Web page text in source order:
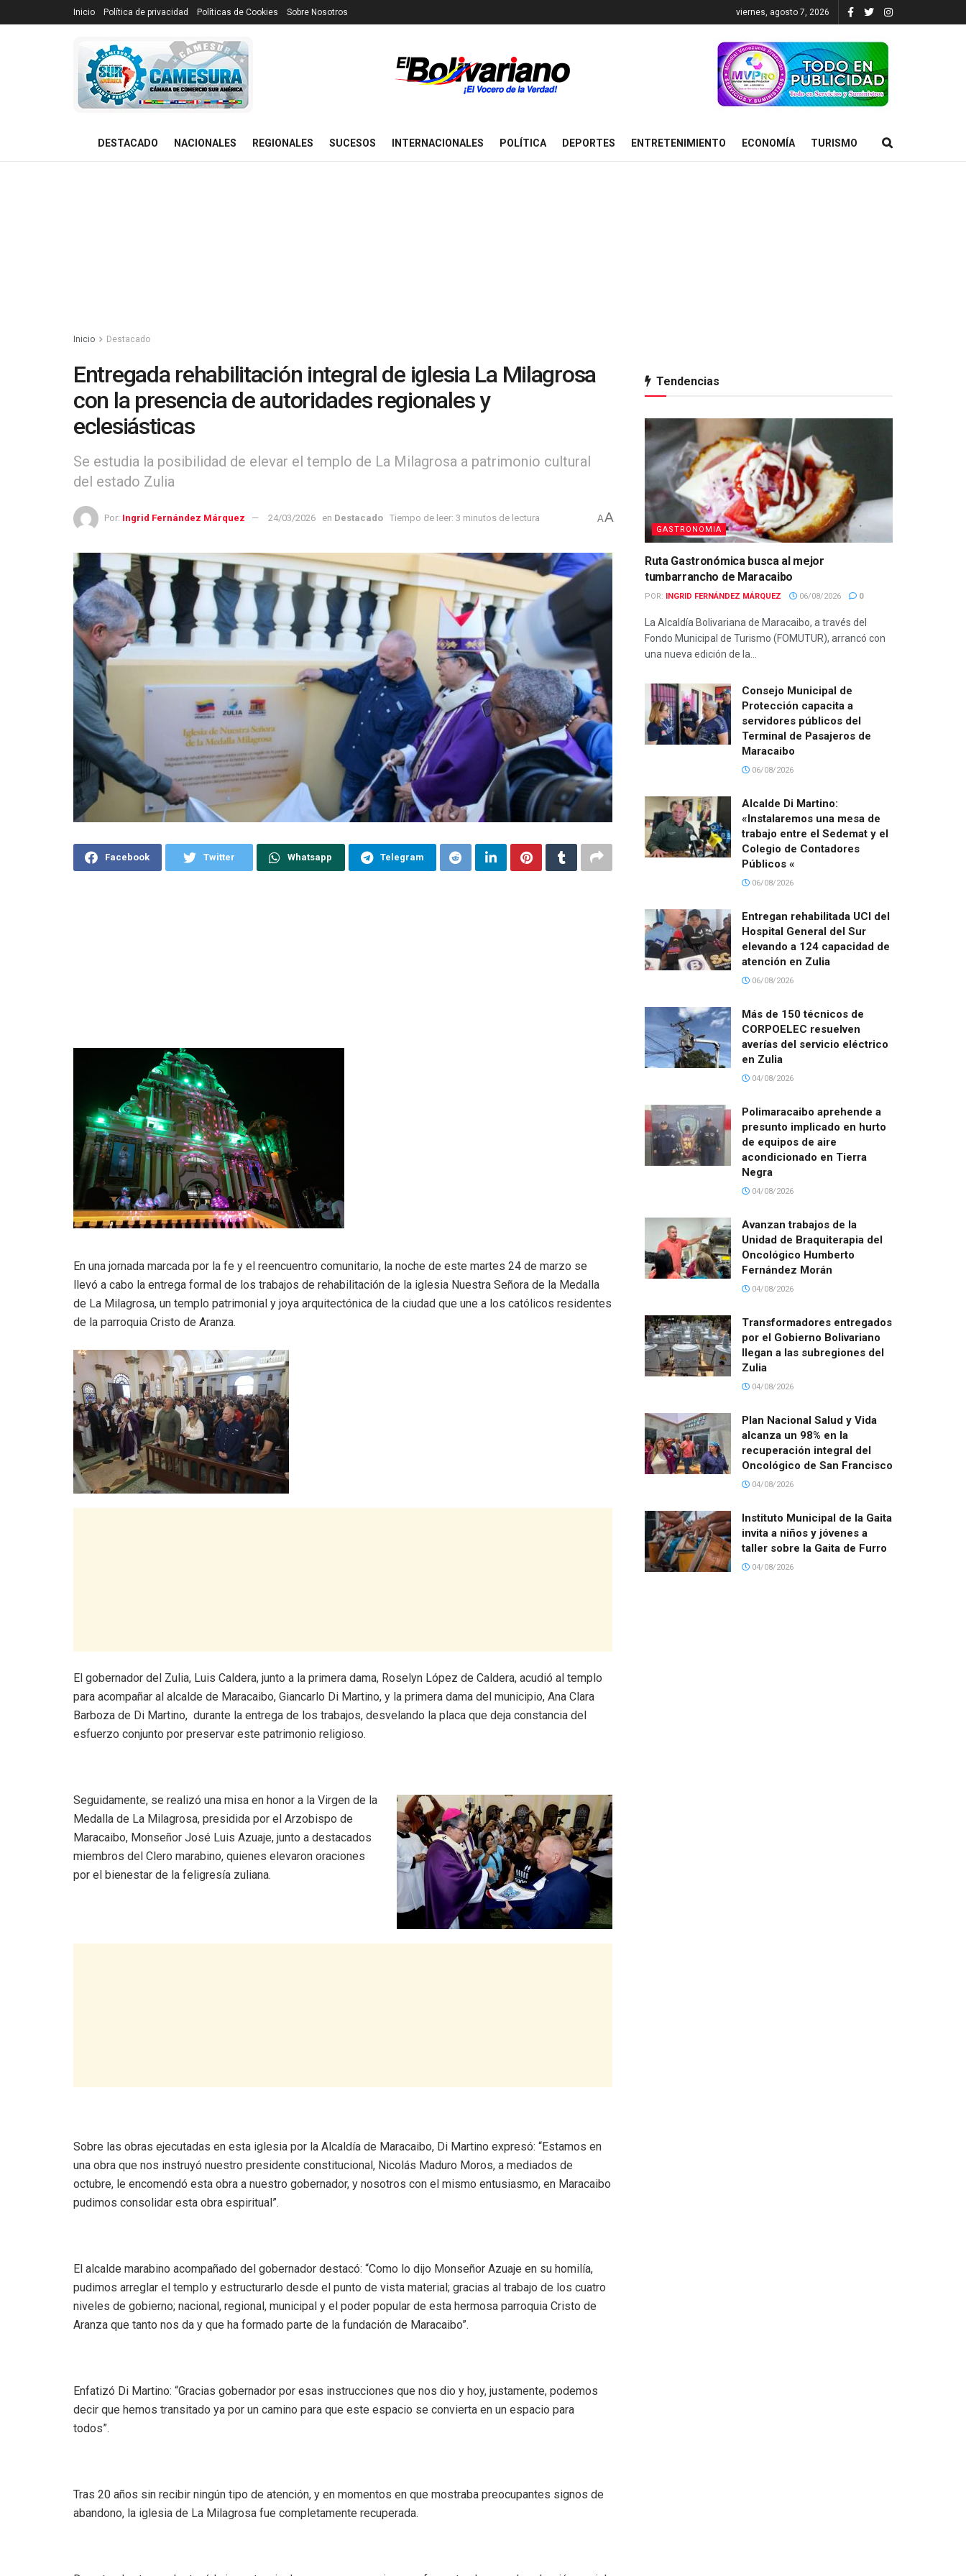
Inicio Política de privacidad Políticas de Cookies Sobre Nosotros viernes, agosto 7, 2026
DESTACADO NACIONALES REGIONALES SUCESOS INTERNACIONALES POLÍTICA DEPORTES ENTRETENIMIENTO ECONOMÍA TURISMO
Inicio Destacado
Entregada rehabilitación integral de iglesia La Milagrosa
con la presencia de autoridades regionales y
eclesiásticas
Se estudia la posibilidad de elevar el templo de La Milagrosa a patrimonio cultural
del estado Zulia
Por: Ingrid Fernández Márquez 24/03/2026 en Destacado Tiempo de leer: 3 minutos de lectura AA
Facebook Twitter Whatsapp Telegram
En una jornada marcada por la fe y el reencuentro comunitario, la noche de este martes 24 de marzo se
llevó a cabo la entrega formal de los trabajos de rehabilitación de la iglesia Nuestra Señora de la Medalla
de La Milagrosa, un templo patrimonial y joya arquitectónica de la ciudad que une a los católicos residentes
de la parroquia Cristo de Aranza.
El gobernador del Zulia, Luis Caldera, junto a la primera dama, Roselyn López de Caldera, acudió al templo
para acompañar al alcalde de Maracaibo, Giancarlo Di Martino, y la primera dama del municipio, Ana Clara
Barboza de Di Martino, durante la entrega de los trabajos, desvelando la placa que deja constancia del
esfuerzo conjunto por preservar este patrimonio religioso.
Seguidamente, se realizó una misa en honor a la Virgen de la
Medalla de La Milagrosa, presidida por el Arzobispo de
Maracaibo, Monseñor José Luis Azuaje, junto a destacados
miembros del Clero marabino, quienes elevaron oraciones
por el bienestar de la feligresía zuliana.
Sobre las obras ejecutadas en esta iglesia por la Alcaldía de Maracaibo, Di Martino expresó: “Estamos en
una obra que nos instruyó nuestro presidente constitucional, Nicolás Maduro Moros, a mediados de
octubre, le encomendó esta obra a nuestro gobernador, y nosotros con el mismo entusiasmo, en Maracaibo
pudimos consolidar esta obra espiritual”.
El alcalde marabino acompañado del gobernador destacó: “Como lo dijo Monseñor Azuaje en su homilía,
pudimos arreglar el templo y estructurarlo desde el punto de vista material; gracias al trabajo de los cuatro
niveles de gobierno; nacional, regional, municipal y el poder popular de esta hermosa parroquia Cristo de
Aranza que tanto nos da y que ha formado parte de la fundación de Maracaibo”.
Enfatizó Di Martino: “Gracias gobernador por esas instrucciones que nos dio y hoy, justamente, podemos
decir que hemos transitado ya por un camino para que este espacio se convierta en un espacio para
todos”.
Tras 20 años sin recibir ningún tipo de atención, y en momentos en que mostraba preocupantes signos de
abandono, la iglesia de La Milagrosa fue completamente recuperada.
Tendencias
GASTRONOMIA
Ruta Gastronómica busca al mejor
tumbarrancho de Maracaibo
POR: INGRID FERNÁNDEZ MÁRQUEZ 06/08/2026 0
La Alcaldía Bolivariana de Maracaibo, a través del
Fondo Municipal de Turismo (FOMUTUR), arrancó con
una nueva edición de la...
Consejo Municipal de
Protección capacita a
servidores públicos del
Terminal de Pasajeros de
Maracaibo
06/08/2026
Alcalde Di Martino:
«Instalaremos una mesa de
trabajo entre el Sedemat y el
Colegio de Contadores
Públicos «
06/08/2026
Entregan rehabilitada UCI del
Hospital General del Sur
elevando a 124 capacidad de
atención en Zulia
06/08/2026
Más de 150 técnicos de
CORPOELEC resuelven
averías del servicio eléctrico
en Zulia
04/08/2026
Polimaracaibo aprehende a
presunto implicado en hurto
de equipos de aire
acondicionado en Tierra
Negra
04/08/2026
Avanzan trabajos de la
Unidad de Braquiterapia del
Oncológico Humberto
Fernández Morán
04/08/2026
Transformadores entregados
por el Gobierno Bolivariano
llegan a las subregiones del
Zulia
04/08/2026
Plan Nacional Salud y Vida
alcanza un 98% en la
recuperación integral del
Oncológico de San Francisco
04/08/2026
Instituto Municipal de la Gaita
invita a niños y jóvenes a
taller sobre la Gaita de Furro
04/08/2026